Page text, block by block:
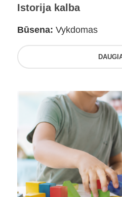
Istorija kalba
Būsena: Vykdomas